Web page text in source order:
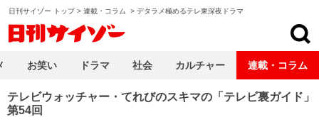
日刊サイゾー トップ> 連載・コラム > デタラメ極めるテレ東深夜ドラマ
テレビウォッチャー・てれびのスキマの「テレビ裏ガイド」
第54回
お笑い ドラマ 社会 カルチャー 連載・コラム